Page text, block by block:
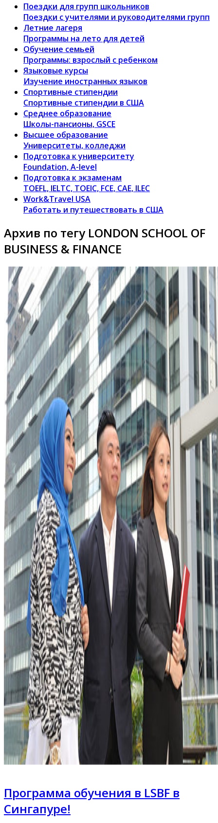
Поездки для групп школьников
Поездки с учителями и руководителями групп
Летние лагеря
Программы на лето для детей
Обучение семьей
Программы: взрослый с ребенком
Языковые курсы
Изучение иностранных языков
Спортивные стипендии
Спортивные стипендии в США
Среднее образование
Школы-пансионы, GSCE
Высшее образование
Университеты, колледжи
Подготовка к университету
Foundation, A-level
Подготовка к экзаменам
TOEFL, IELTC, TOEIC, FCE, CAE, ILEC
Work&Travel USA
Работать и путешествовать в США
Архив по тегу LONDON SCHOOL OF
BUSINESS & FINANCE
Программа обучения в LSBF в
Сингапуре!